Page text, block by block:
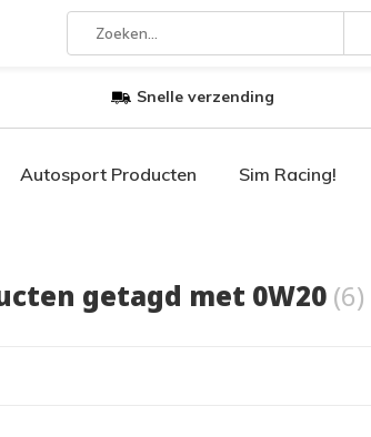
Snelle verzending
Autosport Producten Sim Racing!
getagd met 0W20 (6)